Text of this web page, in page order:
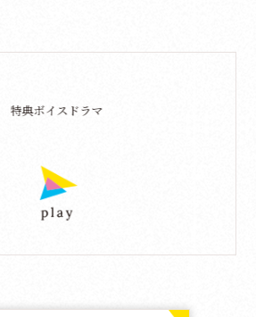
特典ボイスドラマ